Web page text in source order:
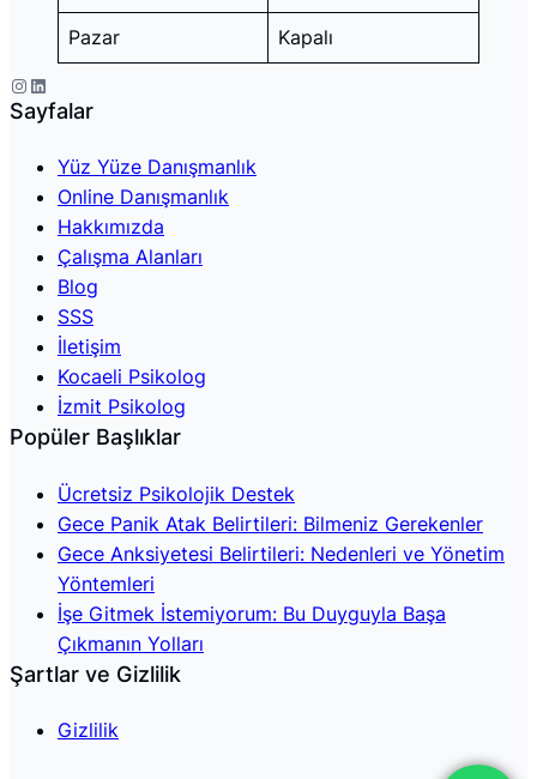
Pazar
Kapalı
Instagram LinkedIn
Sayfalar
Yüz Yüze Danışmanlık
Online Danışmanlık
Hakkımızda
Çalışma Alanları
Blog
SSS
İletişim
Kocaeli Psikolog
İzmit Psikolog
Popüler Başlıklar
Ücretsiz Psikolojik Destek
Gece Panik Atak Belirtileri: Bilmeniz Gerekenler
Gece Anksiyetesi Belirtileri: Nedenleri ve Yönetim
Yöntemleri
İşe Gitmek İstemiyorum: Bu Duyguyla Başa
Çıkmanın Yolları
Şartlar ve Gizlilik
Gizlilik